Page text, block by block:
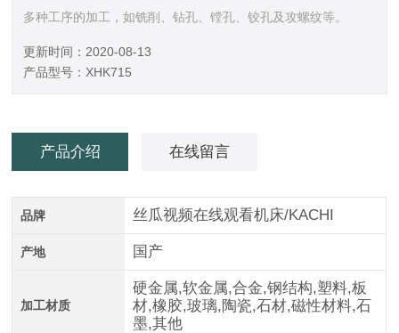
多种工序的加工，如铣削、钻孔、镗孔、铰孔及攻螺纹等。
更新时间：2020-08-13
产品型号：XHK715
产品介绍 在线留言
品牌 丝瓜视频在线观看机床/KACHI
产地 国产
加工材质
硬金属,软金属,合金,钢结构,塑料,板
材,橡胶,玻璃,陶瓷,石材,磁性材料,石
墨,其他